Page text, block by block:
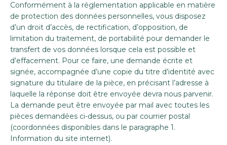
Conformément à la réglementation applicable en matière
de protection des données personnelles, vous disposez
d’un droit d’accès, de rectification, d’opposition, de
limitation du traitement, de portabilité pour demander le
transfert de vos données lorsque cela est possible et
d’effacement. Pour ce faire, une demande écrite et
signée, accompagnée d’une copie du titre d’identité avec
signature du titulaire de la pièce, en précisant l’adresse à
laquelle la réponse doit être envoyée devra nous parvenir.
La demande peut être envoyée par mail avec toutes les
pièces demandées ci-dessus, ou par courrier postal
(coordonnées disponibles dans le paragraphe 1.
Information du site internet).